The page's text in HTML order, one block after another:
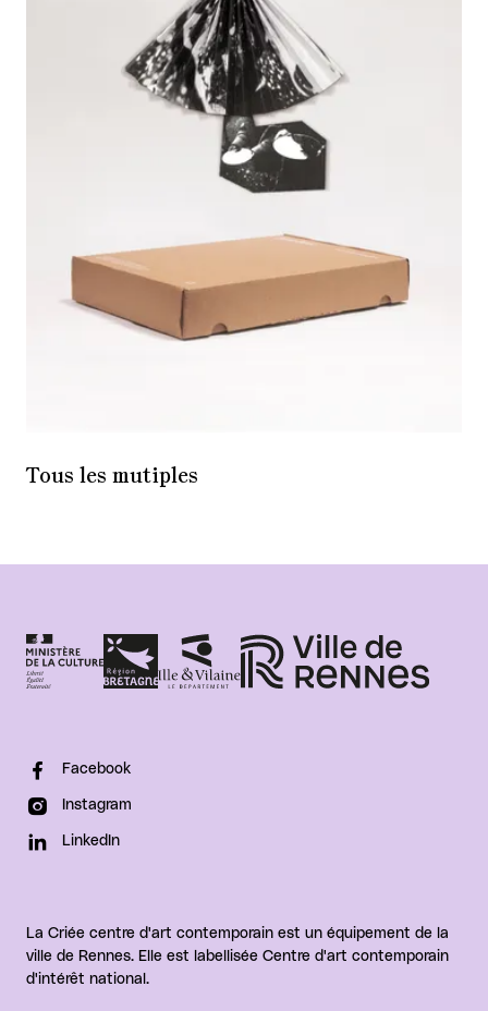
Tous les mutiples
Facebook
Instagram
LinkedIn
La Criée centre d'art contemporain est un équipement de la
ville de Rennes. Elle est labellisée Centre d'art contemporain
d'intérêt national.